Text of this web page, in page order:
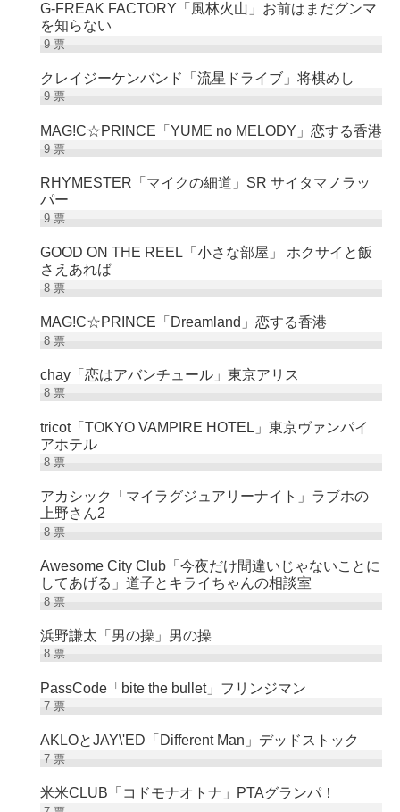
G-FREAK FACTORY「風林火山」お前はまだグンマ
を知らない
9票
クレイジーケンバンド「流星ドライブ」将棋めし
9票
MAG!C☆PRINCE「YUME no MELODY」恋する香港
9票
RHYMESTER「マイクの細道」SR サイタマノラッ
パー
9票
GOOD ON THE REEL「小さな部屋」 ホクサイと飯
さえあれば
8票
MAG!C☆PRINCE「Dreamland」恋する香港
8票
chay「恋はアバンチュール」東京アリス
8票
tricot「TOKYO VAMPIRE HOTEL」東京ヴァンパイ
アホテル
8票
アカシック「マイラグジュアリーナイト」ラブホの
上野さん2
8票
Awesome City Club「今夜だけ間違いじゃないことに
してあげる」道子とキライちゃんの相談室
8票
浜野謙太「男の操」男の操
8票
PassCode「bite the bullet」フリンジマン
7票
AKLOとJAY\'ED「Different Man」デッドストック
7票
米米CLUB「コドモナオトナ」PTAグランパ！